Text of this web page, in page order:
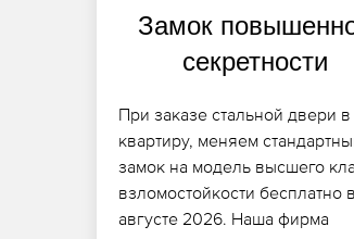
Замок
секретности
При заказе стальной двери в
квартиру, меняем
замок на модель высшего
взломостойкости бесплатно в
августе 2026. Наша фирма